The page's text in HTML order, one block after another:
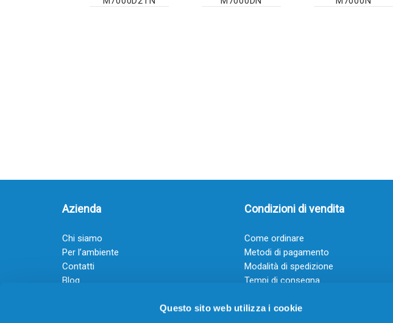
Questo sito web utilizza i cookie
Azienda
Chi siamo
Per l’ambiente
Contatti
Blog
Guadagna con il Dropship
Condizioni di vendita
Come ordinare
Metodi di pagamento
Modalità di spedizione
Tempi di consegna